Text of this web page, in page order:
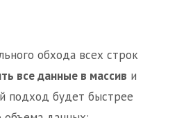
обхода всех строк
все данные в массив и
подход будет быстрее